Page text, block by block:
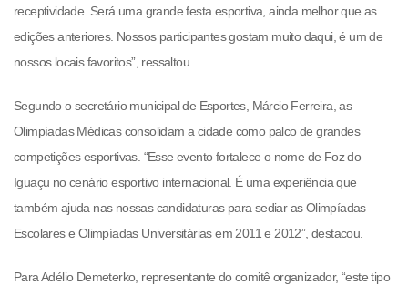
receptividade. Será uma grande festa esportiva, ainda melhor que as
edições anteriores. Nossos participantes gostam muito daqui, é um de
nossos locais favoritos”, ressaltou.
Segundo o secretário municipal de Esportes, Márcio Ferreira, as
Olimpíadas Médicas consolidam a cidade como palco de grandes
competições esportivas. “Esse evento fortalece o nome de Foz do
Iguaçu no cenário esportivo internacional. É uma experiência que
também ajuda nas nossas candidaturas para sediar as Olimpíadas
Escolares e Olimpíadas Universitárias em 2011 e 2012”, destacou.
Para Adélio Demeterko, representante do comitê organizador, “este tipo